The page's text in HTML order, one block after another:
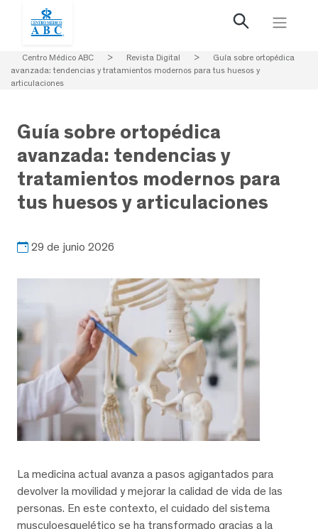
Centro Médico ABC > Revista Digital >
Guía sobre ortopédica
avanzada: tendencias y tratamientos modernos para tus huesos y
articulaciones
Guía sobre ortopédica
avanzada: tendencias y
tratamientos modernos para
tus huesos y articulaciones
29 de junio 2026
La medicina actual avanza a pasos agigantados para
devolver la movilidad y mejorar la calidad de vida de las
personas. En este contexto, el cuidado del sistema
musculoesquelético se ha transformado gracias a la